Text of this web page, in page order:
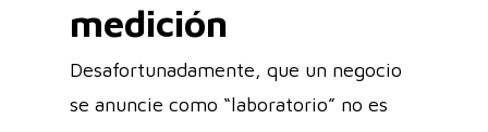
medición
Desafortunadamente, que un negocio
se anuncie como “laboratorio” no es